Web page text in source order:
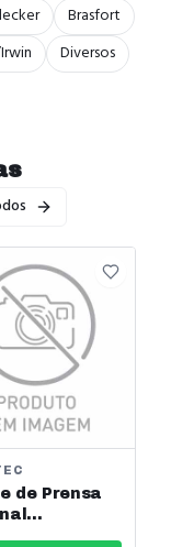
Brasfort
Diversos
de Prensa